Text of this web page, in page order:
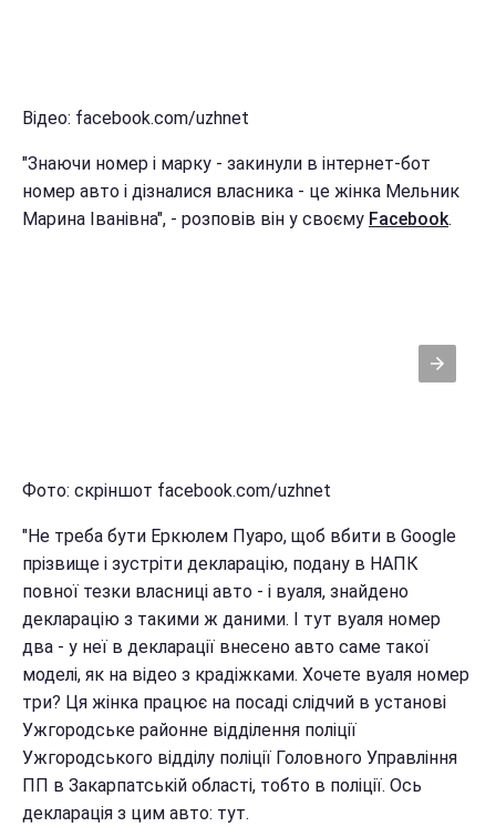
Відео: facebook.com/uzhnet
"Знаючи номер і марку - закинули в інтернет-бот
номер авто і дізналися власника - це жінка Мельник
Марина Іванівна", - розповів він у своєму Facebook.
Фото: скріншот facebook.com/uzhnet
"Не треба бути Еркюлем Пуаро, щоб вбити в Google
прізвище і зустріти декларацію, подану в НАПК
повної тезки власниці авто - і вуаля, знайдено
декларацію з такими ж даними. І тут вуаля номер
два - у неї в декларації внесено авто саме такої
моделі, як на відео з крадіжками. Хочете вуаля номер
три? Ця жінка працює на посаді слідчий в установі
Ужгородське районне відділення поліції
Ужгородського відділу поліції Головного Управління
ПП в Закарпатській області, тобто в поліції. Ось
декларація з цим авто: тут.